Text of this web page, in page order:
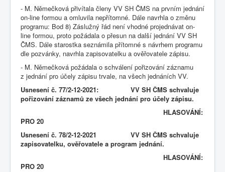
- M. Němečková přivítala členy VV SH ČMS na prvním jednání
on-line formou a omluvila nepřítomné. Dále navrhla o změnu
programu: Bod 8) Záslužný řád není vhodné projednávat on-
line formou, proto požádala o přesun na další jednání VV SH
ČMS. Dále starostka seznámila přítomné s návrhem programu
dle pozvánky, navrhla zapisovatelku a ověřovatele zápisu.
- M. Němečková požádala o schválení pořizování záznamu
z jednání pro účely zápisu trvale, na všech jednáních VV.
Usnesení č. 77/2-12-2021: VV SH ČMS schvaluje
pořizování záznamů ze všech jednání pro účely zápisu.
HLASOVÁNÍ:
PRO 20
Usnesení č. 78/2-12-2021 VV SH ČMS schvaluje
zapisovatelku, ověřovatele a program jednání.
HLASOVÁNÍ:
PRO 20